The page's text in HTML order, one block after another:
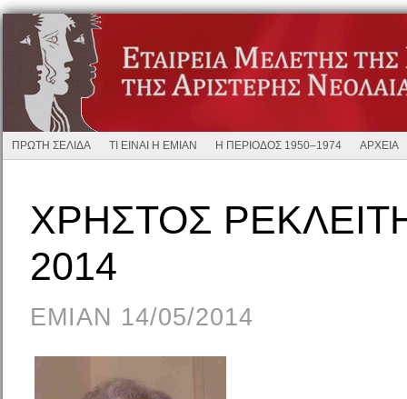
ΠΡΩΤΗ ΣΕΛΙΔΑ ΤΙ ΕΙΝΑΙ Η ΕΜΙΑΝ Η ΠΕΡΙΟΔΟΣ 1950–1974 ΑΡΧΕΙΑ
ΧΡΗΣΤΟΣ
2014
EMIAN 14/05/2014